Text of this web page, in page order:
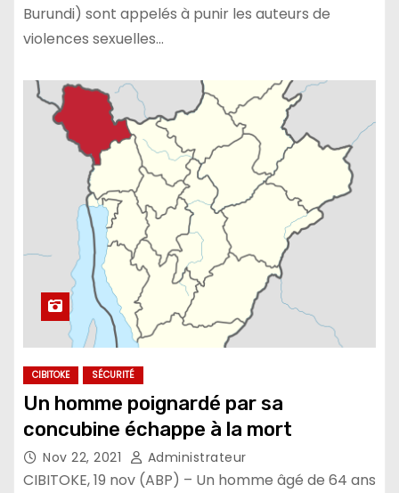
Burundi) sont appelés à punir les auteurs de
violences sexuelles…
CIBITOKE SÉCURITÉ
Un homme poignardé par sa
concubine échappe à la mort
Nov 22, 2021 Administrateur
CIBITOKE, 19 nov (ABP) – Un homme âgé de 64 ans